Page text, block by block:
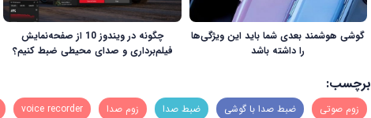
گوشی هوشمند بعدی شما باید این ویژگی‌ها
را داشته باشد
چگونه در ویندوز 10 از صفحه‌نمایش
فیلم‌برداری و صدای محیطی ضبط کنیم؟
برچسب:
زوم صوتی ضبط صدا با گوشی ضبط صدا زوم صدا voice recorder